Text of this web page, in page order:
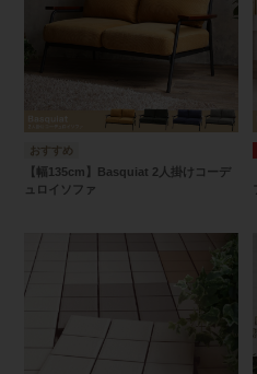
【幅135cm】Basquiat 2人掛けコーデ
ュロイソファ